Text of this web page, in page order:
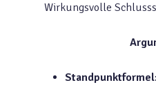
Wirkungsvolle